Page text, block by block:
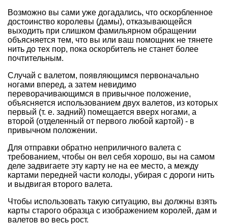
Возможно вы сами уже догадались, что оскорбленное
достоинство королевы (дамы), отказывающейся
выходить при слишком фамильярном обращении
объясняется тем, что вы или ваш помощник не тянете
нить до тех пор, пока оскорбитель не станет более
почтительным.
Случай с валетом, появляющимся первоначально
ногами вперед, а затем невидимо
переворачивающимся в привычное положение,
объясняется использованием двух валетов, из которых
первый (т. е. задний) помещается вверх ногами, а
второй (отделенный от первого любой картой) - в
привычном положении.
Для отправки обратно неприличного валета с
требованием, чтобы он вел себя хорошо, вы на самом
деле задвигаете эту карту не на ее место, а между
картами передней части колоды, убирая с дороги нить
и выдвигая второго валета.
Чтобы использовать такую ситуацию, вы должны взять
карты старого образца с изображением королей, дам и
валетов во весь рост.